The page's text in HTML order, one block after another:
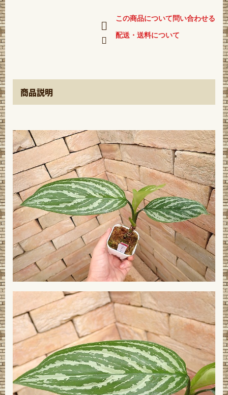
この商品について問い合わせる
配送・送料について
商品説明